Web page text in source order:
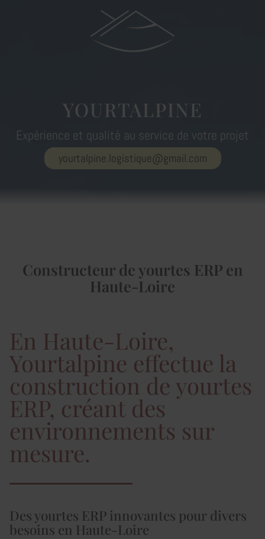
YOURTALPINE
Expérience et qualité au service de votre projet
yourtalpine.logistique@gmail.com
Constructeur de yourtes ERP en
Haute-Loire
En Haute-Loire,
Yourtalpine effectue la
construction de yourtes
ERP, créant des
environnements sur
mesure.
Des yourtes ERP innovantes pour divers
besoins en Haute-Loire